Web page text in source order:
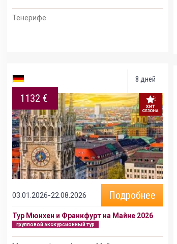
Тенерифе
8 дней
1132 €
03.01.2026-22.08.2026 Подробнее
Тур Мюнхен и Франкфурт на Майне 2026
групповой экскурсионный тур